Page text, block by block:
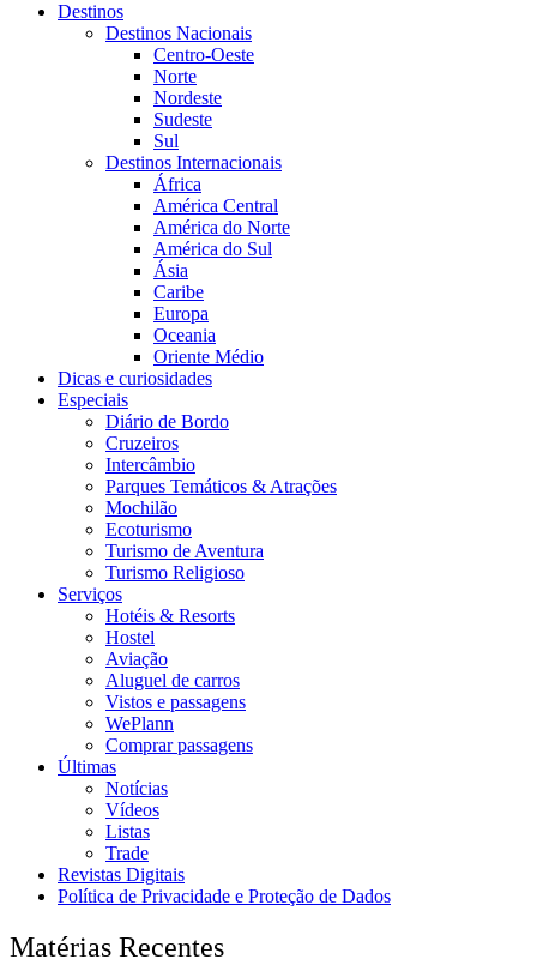
Destinos
Destinos Nacionais
Centro-Oeste
Norte
Nordeste
Sudeste
Sul
Destinos Internacionais
África
América Central
América do Norte
América do Sul
Ásia
Caribe
Europa
Oceania
Oriente Médio
Dicas e curiosidades
Especiais
Diário de Bordo
Cruzeiros
Intercâmbio
Parques Temáticos & Atrações
Mochilão
Ecoturismo
Turismo de Aventura
Turismo Religioso
Serviços
Hotéis & Resorts
Hostel
Aviação
Aluguel de carros
Vistos e passagens
WePlann
Comprar passagens
Últimas
Notícias
Vídeos
Listas
Trade
Revistas Digitais
Política de Privacidade e Proteção de Dados
Matérias Recentes